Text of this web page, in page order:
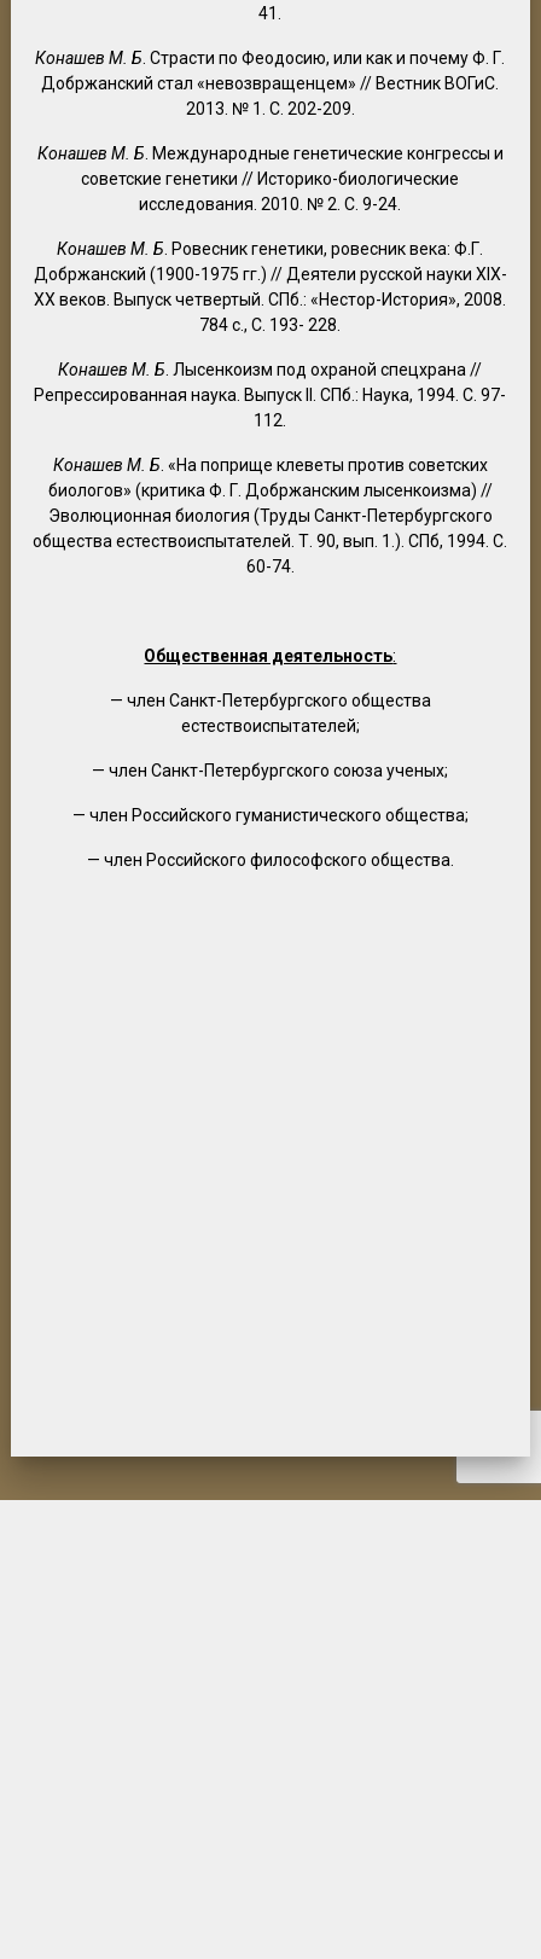
41.
Конашев М. Б. Страсти по Феодосию, или как и почему Ф. Г.
Добржанский стал «невозвращенцем» // Вестник ВОГиС.
2013. № 1. С. 202-209.
Конашев М. Б. Международные генетические конгрессы и
советские генетики // Историко-биологические
исследования. 2010. № 2. С. 9-24.
Конашев М. Б. Ровесник генетики, ровесник века: Ф.Г.
Добржанский (1900-1975 гг.) // Деятели русской науки XIX-
XX веков. Выпуск четвертый. СПб.: «Нестор-История», 2008.
784 c., С. 193- 228.
Конашев М. Б. Лысенкоизм под охраной спецхрана //
Репрессированная наука. Выпуск II. СПб.: Наука, 1994. С. 97-
112.
Конашев М. Б. «На поприще клеветы против советских
биологов» (критика Ф. Г. Добржанским лысенкоизма) //
Эволюционная биология (Труды Санкт-Петербургского
общества естествоиспытателей. Т. 90, вып. 1.). СПб, 1994. С.
60-74.
Общественная деятельность:
— член Санкт-Петербургского общества
естествоиспытателей;
— член Санкт-Петербургского союза ученых;
— член Российского гуманистического общества;
— член Российского философского общества.